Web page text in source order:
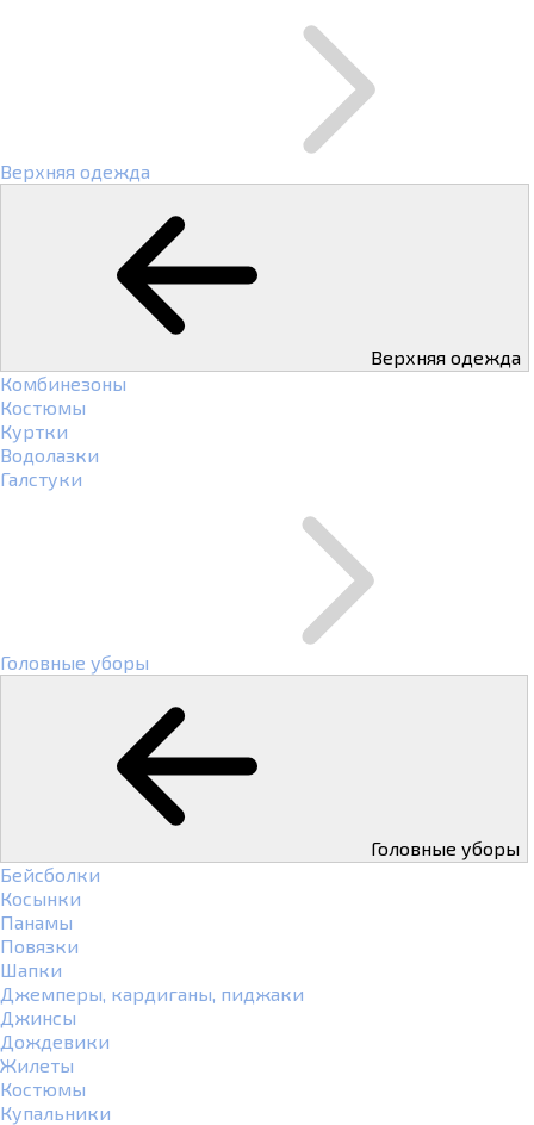
Верхняя одежда
Верхняя одежда
Комбинезоны
Костюмы
Куртки
Водолазки
Галстуки
Головные уборы
Головные уборы
Бейсболки
Косынки
Панамы
Повязки
Шапки
Джемперы, кардиганы, пиджаки
Джинсы
Дождевики
Жилеты
Костюмы
Купальники